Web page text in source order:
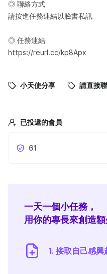
◎ 聯絡方式
請按進任務連結以臉書私訊
◎ 任務連結
https://reurl.cc/kp8Apx
小天使分享 請直接
已投遞的會員
61
一天一個小任務，
用你的專長來創造
1. 接取自己感興